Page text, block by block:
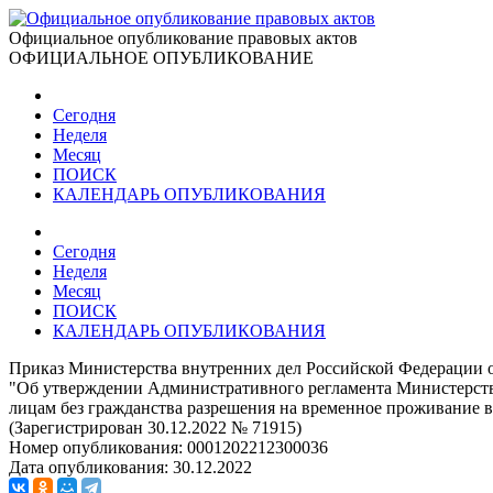
Официальное опубликование правовых актов
ОФИЦИАЛЬНОЕ ОПУБЛИКОВАНИЕ
Сегодня
Неделя
Месяц
ПОИСК
КАЛЕНДАРЬ ОПУБЛИКОВАНИЯ
Сегодня
Неделя
Месяц
ПОИСК
КАЛЕНДАРЬ ОПУБЛИКОВАНИЯ
Приказ Министерства внутренних дел Российской Федерации
"Об утверждении Административного регламента
лицам без гражданства разрешения на временное
(Зарегистрирован 30.12.2022 № 71915)
Номер опубликования: 0001202212300036
Дата опубликования: 30.12.2022